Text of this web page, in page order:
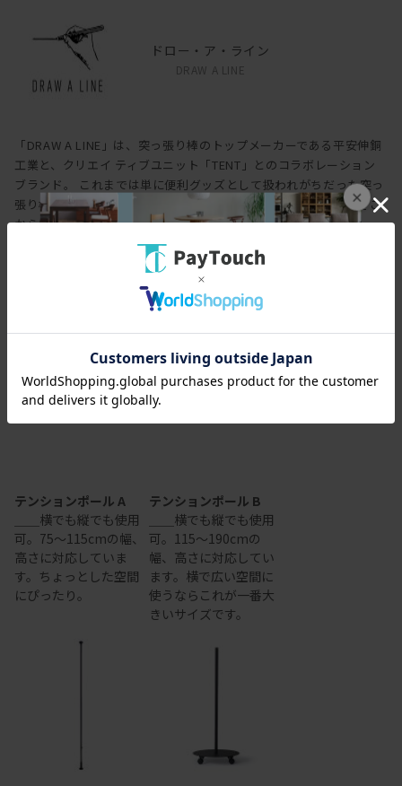
×
この商品について問い合わせる
ください。
・水や油が付着した場合は、直ちに拭き取ってください。
・Tension Rodに貴重品や電子機器を載せて使用する場合は、転倒
防止の為、天井側のEVAバッドをホッチキス又はねじで固定するこ
・転倒防止の為、Tension Rod/Move Rodの長さの半分より下側を
目安に取り付けてください。
・日本国外に持ち出された製品は補償の対象外になります。
ドロー・ア・ライン
DRAW A LINE
「DRAW A LINE」は、突っ張り棒のトップメーカーである平安伸銅
工業と、クリエイ ティブユニット「TENT」とのコラボレーション
ブランド。 これまでは単に便利グッズとして扱われがちだった突っ
張り棒を、暮らしを豊かにする「一本の線」として再定義し、そこ
からはじまる新しいライフスタイルを提案します。
＜テンションポール 一覧＞
※ホワイトもあります
テンションポール A
＿＿横でも縦でも使用
可。75～115cmの幅、
高さに対応していま
す。ちょっとした空間
にぴったり。
テンションポール B
＿＿横でも縦でも使用
可。115～190cmの
幅、高さに対応してい
ます。横で広い空間に
使うならこれが一番大
きいサイズです。